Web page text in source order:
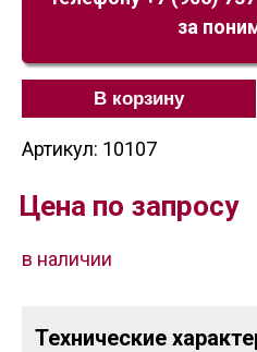
за
В корзину
Артикул: 10107
Цена по запросу
в наличии
Технические